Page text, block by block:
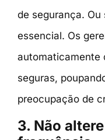
de segurança. Ou
essencial. Os
automaticamente
seguras,
preocupação de
3. Não